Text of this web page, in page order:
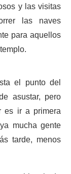
y las visitas
las naves
para aquellos
el punto del
asustar, pero
es ir a primera
mucha gente
tarde, menos